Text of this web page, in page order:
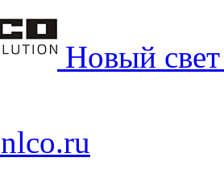
Новый
nlco.ru